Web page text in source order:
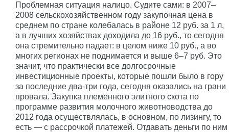
Проблемная ситуация налицо. Судите сами: в 2007–
2008 сельскохозяйственном году закупочная цена в
среднем по стране колебалась в районе 12 руб. за 1 л,
а в лучших хозяйствах доходила до 16 руб., то сегодня
она стремительно падает: в целом ниже 10 руб., а во
многих регионах не поднимается и выше 6–7 руб. Это
значит, что практически все долгосрочные
инвестиционные проекты, которые пошли было в гору
за последние два-три года, сегодня оказались на грани
провала. Закупка племенного элитного скота по
программе развития молочного животноводства до
2012 года осуществлялась, в основном, по лизингу, то
есть — с рассрочкой платежей. Отдавать деньги по ним